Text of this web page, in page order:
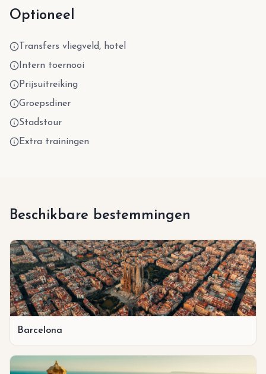
Optioneel
Transfers vliegveld, hotel
Intern toernooi
Prijsuitreiking
Groepsdiner
Stadstour
Extra trainingen
Beschikbare bestemmingen
Barcelona